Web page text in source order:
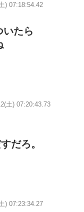
) 07:18:54.42
いたら
土) 07:20:43.73
だろ。
) 07:23:34.27